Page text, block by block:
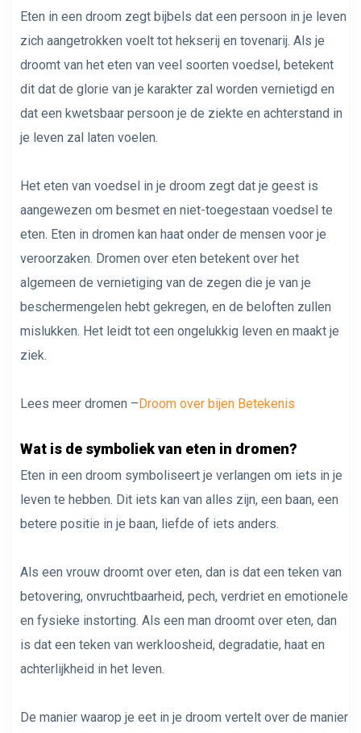
Eten in een droom zegt bijbels dat een persoon in je leven
zich aangetrokken voelt tot hekserij en tovenarij. Als je
droomt van het eten van veel soorten voedsel, betekent
dit dat de glorie van je karakter zal worden vernietigd en
dat een kwetsbaar persoon je de ziekte en achterstand in
je leven zal laten voelen.
Het eten van voedsel in je droom zegt dat je geest is
aangewezen om besmet en niet-toegestaan ​​voedsel te
eten. Eten in dromen kan haat onder de mensen voor je
veroorzaken. Dromen over eten betekent over het
algemeen de vernietiging van de zegen die je van je
beschermengelen hebt gekregen, en de beloften zullen
mislukken. Het leidt tot een ongelukkig leven en maakt je
ziek.
Lees meer dromen –Droom over bijen Betekenis
Wat is de symboliek van eten in dromen?
Eten in een droom symboliseert je verlangen om iets in je
leven te hebben. Dit iets kan van alles zijn, een baan, een
betere positie in je baan, liefde of iets anders.
Als een vrouw droomt over eten, dan is dat een teken van
betovering, onvruchtbaarheid, pech, verdriet en emotionele
en fysieke instorting. Als een man droomt over eten, dan
is dat een teken van werkloosheid, degradatie, haat en
achterlijkheid in het leven.
De manier waarop je eet in je droom vertelt over de manier